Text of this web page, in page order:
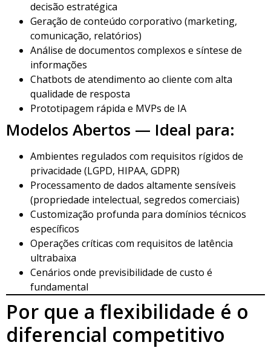
decisão estratégica
Geração de conteúdo corporativo (marketing,
comunicação, relatórios)
Análise de documentos complexos e síntese de
informações
Chatbots de atendimento ao cliente com alta
qualidade de resposta
Prototipagem rápida e MVPs de IA
Modelos Abertos — Ideal para:
Ambientes regulados com requisitos rígidos de
privacidade (LGPD, HIPAA, GDPR)
Processamento de dados altamente sensíveis
(propriedade intelectual, segredos comerciais)
Customização profunda para domínios técnicos
específicos
Operações críticas com requisitos de latência
ultrabaixa
Cenários onde previsibilidade de custo é
fundamental
Por que a flexibilidade é o
diferencial competitivo